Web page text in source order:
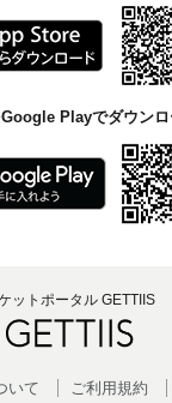
Playでダウンロ
ットポータル GETTIIS
いて ご利用規約